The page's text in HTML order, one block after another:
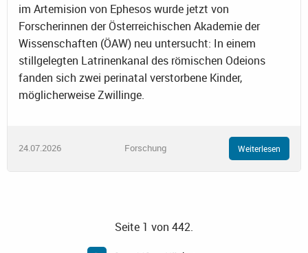
im Artemision von Ephesos wurde jetzt von
Forscherinnen der Österreichischen Akademie der
Wissenschaften (ÖAW) neu untersucht: In einem
stillgelegten Latrinenkanal des römischen Odeions
fanden sich zwei perinatal verstorbene Kinder,
möglicherweise Zwillinge.
24.07.2026 Forschung Weiterlesen
Seite 1 von 442.